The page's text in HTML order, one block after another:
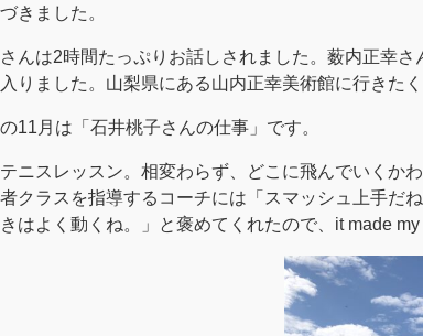
きました。
んは2時間たっぷりお話しされました。薮内正幸
りました。山梨県にある山内正幸美術館に行きたく
11月は「石井桃子さんの仕事」です。
ニスレッスン。相変わらず、どこに飛んでいくか
クラスを指導するコーチには「スマッシュ上手だ
はよく動くね。」と褒めてくれたので、it made my